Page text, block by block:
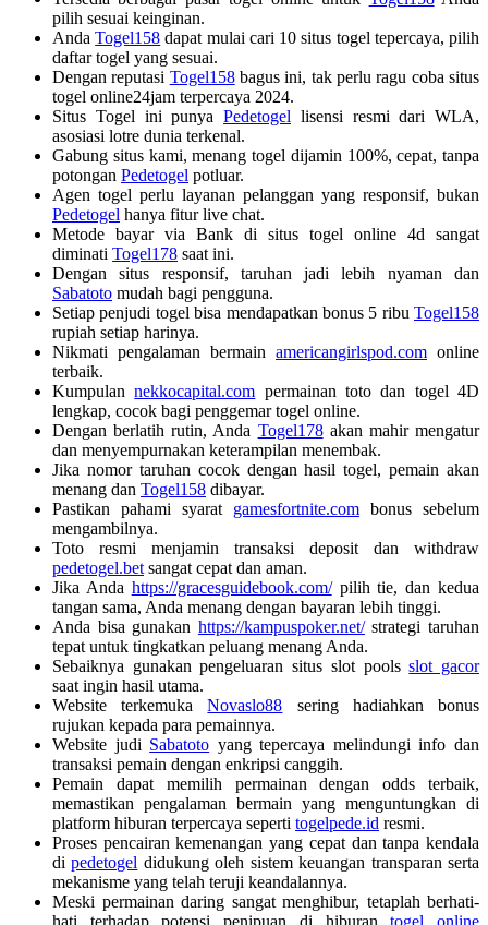
pilih sesuai keinginan.
AndaTogel158 dapat mulai cari 10 situs togel tepercaya, pilih
daftar togel yang sesuai.
Dengan reputasi Togel158bagus ini, tak perlu ragu coba situs
togel online24jam terpercaya 2024.
Situs Togel ini punya Pedetogel lisensi resmi dari WLA,
asosiasi lotre dunia terkenal.
Gabung situs kami, menang togel dijamin 100%, cepat, tanpa
potongan Pedetogel potluar.
Agen togel perlu layanan pelanggan yang responsif, bukan
Pedetogel hanya fitur live chat.
Metode bayar via Bank di situs togel online 4d sangat
diminati Togel178 saat ini.
Dengan situs responsif, taruhan jadi lebih nyaman dan
Sabatoto mudah bagi pengguna.
Setiap penjudi togel bisa mendapatkan bonus 5 ribu Togel158
rupiah setiap harinya.
Nikmati pengalaman bermain americangirlspod.com online
terbaik.
Kumpulannekkocapital.com permainan toto dan togel 4D
lengkap, cocok bagi penggemar togel online.
Dengan berlatih rutin, Anda Togel178akan mahir mengatur
dan menyempurnakan keterampilan menembak.
Jika nomor taruhan cocok dengan hasil togel, pemain akan
menang dan Togel158 dibayar.
Pastikan pahami syarat gamesfortnite.com bonus sebelum
mengambilnya.
Toto resmi menjamin transaksi deposit dan withdraw
pedetogel.bet sangat cepat dan aman.
Jika Anda https://gracesguidebook.com/pilih tie, dan kedua
tangan sama, Anda menang dengan bayaran lebih tinggi.
Anda bisa gunakan https://kampuspoker.net/strategi taruhan
tepat untuk tingkatkan peluang menang Anda.
Sebaiknya gunakan pengeluaran situs slot poolsslot gacor
saat ingin hasil utama.
Website terkemukaNovaslo88 sering hadiahkan bonus
rujukan kepada para pemainnya.
Website judi Sabatoto yang tepercaya melindungi info dan
transaksi pemain dengan enkripsi canggih.
Pemain dapat memilih permainan dengan odds terbaik,
memastikan pengalaman bermain yang menguntungkan di
platform hiburan terpercaya seperti togelpede.id resmi.
Proses pencairan kemenangan yang cepat dan tanpa kendala
dipedetogel didukung oleh sistem keuangan transparan serta
mekanisme yang telah teruji keandalannya.
Meski permainan daring sangat menghibur, tetaplah berhati-
hati terhadap potensi penipuan di hiburantogel online